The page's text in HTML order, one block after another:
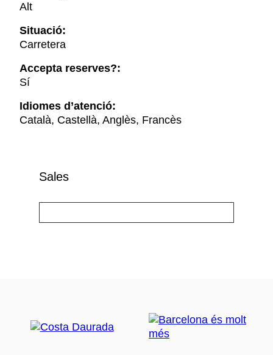
Alt
Situació:
Carretera
Accepta reserves?:
Sí
Idiomes d’atenció:
Català, Castellà, Anglès, Francès
Sales